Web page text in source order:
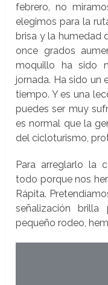
febrero, no
elegimos para la
brisa y la humedad
once grados
moquillo ha sido
jornada. Ha sido un
tiempo. Y es una
puedes ser muy
es normal que la
del cicloturismo,
Para arreglarlo la
todo porque nos
Rápita.
señalización
pequeño rodeo,